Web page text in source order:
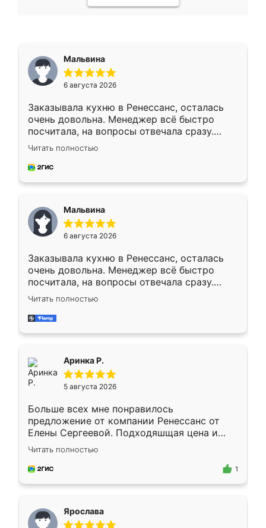
Мальвина
6 августа 2026
Заказывала кухню в Ренессанс, осталась
очень довольна. Менеджер всё быстро
посчитала, на вопросы отвечала сразу.
Замерщик приехал в субботу, подошёл к
делу со всей ответственностью. Собрали
за день, ребята работали аккуратно, даже
Читать полностью
Мальвина
6 августа 2026
Заказывала кухню в Ренессанс, осталась
очень довольна. Менеджер всё быстро
посчитала, на вопросы отвечала сразу.
Замерщик приехал в субботу, подошёл к
делу со всей ответственностью. Собрали
за день, ребята работали аккуратно, даже
Читать полностью
Аринка Р.
5 августа 2026
Больше всех мне понравилось
предложение от компании Ренессанс от
Елены Сергеевой. Подходяшщая цена и
короткие сроки изготовления. Приехавший
для замера сотрудник Владислав
предложил по моему эскизу самый
Читать полностью
1
Ярослава